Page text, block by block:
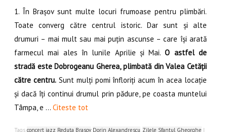
1. În Brașov sunt multe locuri frumoase pentru plimbări.
Toate converg către centrul istoric. Dar sunt și alte
drumuri – mai mult sau mai puțin ascunse – care își arată
farmecul mai ales în lunile Aprilie și Mai.O astfel de
stradă este Dobrogeanu Gherea, plimbată din Valea Cetății
către centru.Sunt mulți pomi înfloriți acum în acea locație
și dacă îți continui drumul prin pădure, pe coasta muntelui
Tâmpa, e … Citeste tot
Tags concert jazz Reduta Brasov, Dorin Alexandrescu, Zilele Sfantul Gheorghe |